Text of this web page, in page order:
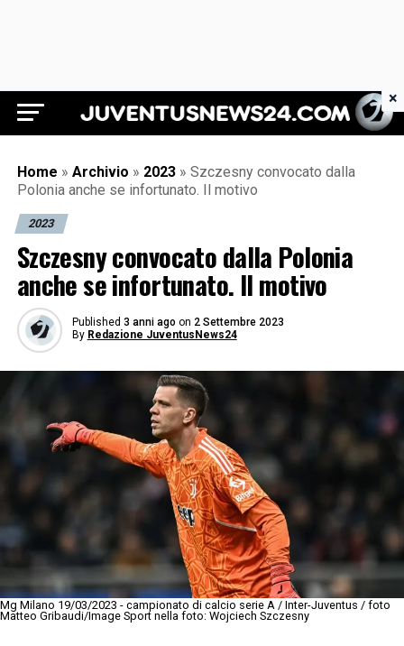
Juventus News 24
Home » Archivio » 2023 » Szczesny convocato dalla
Polonia anche se infortunato. Il motivo
2023
Szczesny convocato dalla Polonia
anche se infortunato. Il motivo
Published 3 anni ago on 2 Settembre 2023
By Redazione JuventusNews24
Mg Milano 19/03/2023 - campionato di calcio serie A / Inter-Juventus / foto
Matteo Gribaudi/Image Sport nella foto: Wojciech Szczesny
×